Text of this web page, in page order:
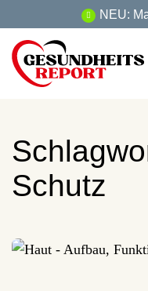
Inhalt
springen
NEU:
Schutz